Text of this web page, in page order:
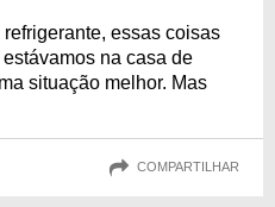
essas coisas
na casa de
situação melhor. Mas
COMPARTILHAR